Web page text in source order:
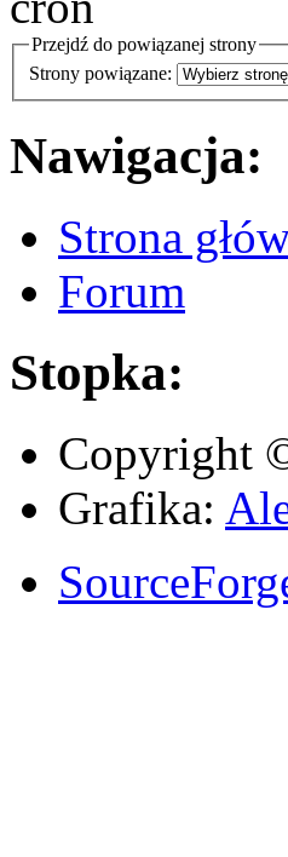
Przejdź do powiązanej strony
Strony powiązane:
Nawigacja:
Strona
Forum
Stopka:
Copyright
Grafika: